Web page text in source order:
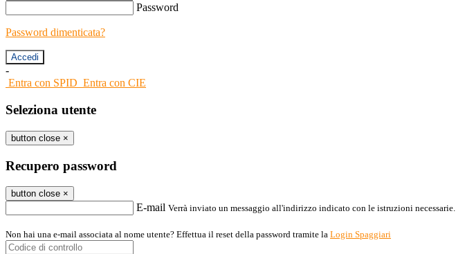
Password
Password dimenticata?
-
Entra con SPID Entra con CIE
Seleziona utente
button close ×
Recupero password
button close ×
E-mail Verrà inviato un messaggio all'indirizzo indicato con le istruzioni necessarie.
Non hai una e-mail associata al nome utente? Effettua il reset della password tramite la Login Spaggiari